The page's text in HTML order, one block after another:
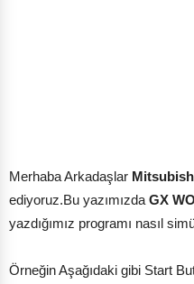
Merhaba Arkadaşlar
ediyoruz.Bu yazımızda GX
yazdığımız programı nasıl
Örneğin Aşağıdaki gibi Start